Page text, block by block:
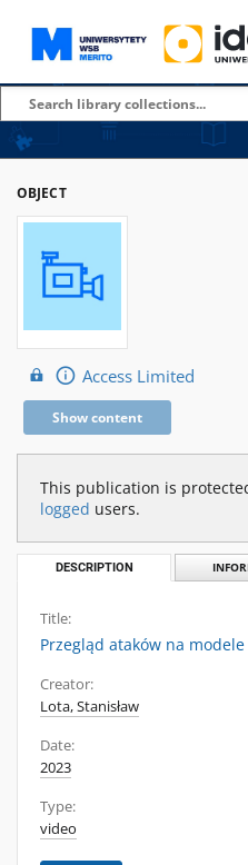
OBJECT
Access Limited
Show content
This publication is
logged users.
DESCRIPTION
Title:
Przegląd ataków na
Creator:
Lota, Stanisław
Date:
2023
Type:
video